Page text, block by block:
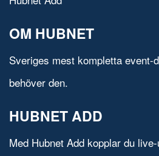
OM HUBNET
Sveriges mest kompletta event-
behöver den.
HUBNET ADD
Med Hubnet Add kopplar du